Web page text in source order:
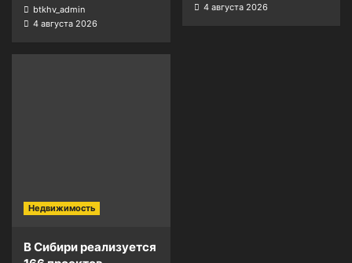
btkhv_admin
4 августа 2026
4 августа 2026
Недвижимость
В Сибири реализуется